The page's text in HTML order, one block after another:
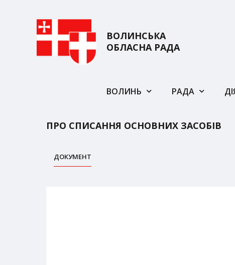
ВОЛИНСЬКА
ОБЛАСНА РАДА
ВОЛИНЬ РАДА
ПРО СПИСАННЯ ОСНОВНИХ ЗАСОБІВ
ДОКУМЕНТ